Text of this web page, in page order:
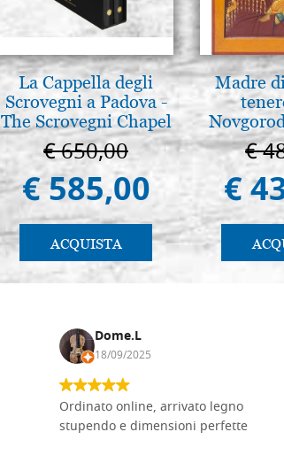
La Cappella degli
Scrovegni a Padova -
The Scrovegni Chapel
in Padua
€ 650,00
€ 585,00
ACQUISTA
Madre
€
€
Dome.L
18/09/2025
Ordinato online, arrivato legno
stupendo e dimensioni perfette